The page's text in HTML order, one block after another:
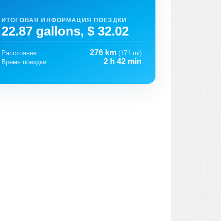
ИТОГОВАЯ ИНФОРМАЦИЯ ПОЕЗДКИ
22.87 gallons, $ 32.02
Расстояние 276 km (171 mi)
Время поездки
2 h 42 min